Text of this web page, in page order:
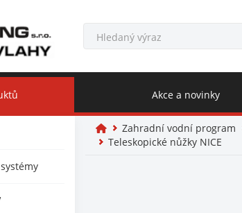
Akce a novinky
Zahradní vodní program
Teleskopické nůžky NICE